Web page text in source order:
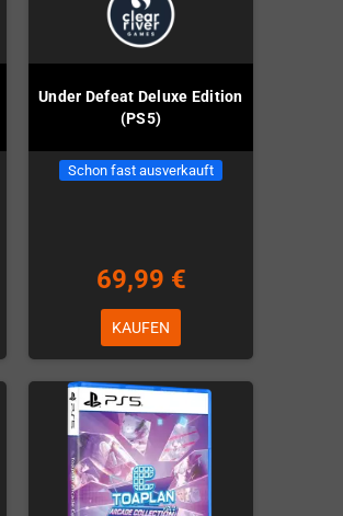
Under Defeat Deluxe Edition
(PS5)
Schon fast ausverkauft
69,99 €
KAUFEN